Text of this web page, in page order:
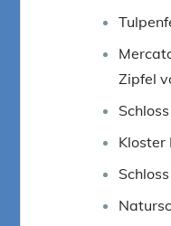
Zipfel
Kloster